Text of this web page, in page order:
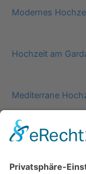
Modernes
Hochzeit am
Mediterrane
Impressum